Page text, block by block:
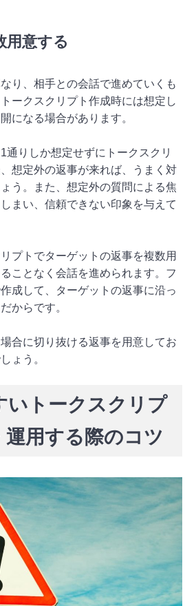
意する
り、相手との会話で進めていくも
ークスクリプト作成時には想定し
になる場合があります。
通りしか想定せずにトークスクリ
想定外の返事が来れば、うまく対
う。また、想定外の質問による焦
まい、信頼できない印象を与えて
プトでターゲットの返事を複数用
ことなく会話を進められます。フ
成して、ターゲットの返事に沿っ
からです。
合に切り抜ける返事を用意してお
ょう。
いトークスクリプ
運用する際のコツ